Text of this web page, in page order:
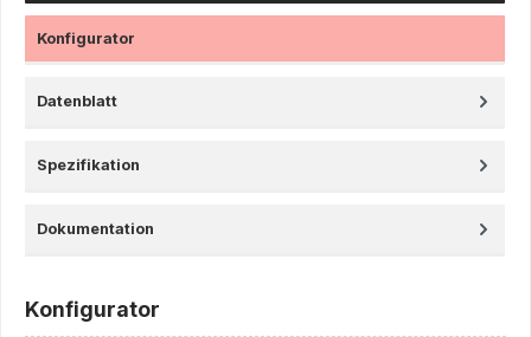
Konfigurator
Datenblatt
Spezifikation
Dokumentation
Konfigurator